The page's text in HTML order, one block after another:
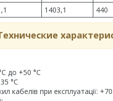
1403,1 440
до +50 °С
°С
кабелів при експлуатації: